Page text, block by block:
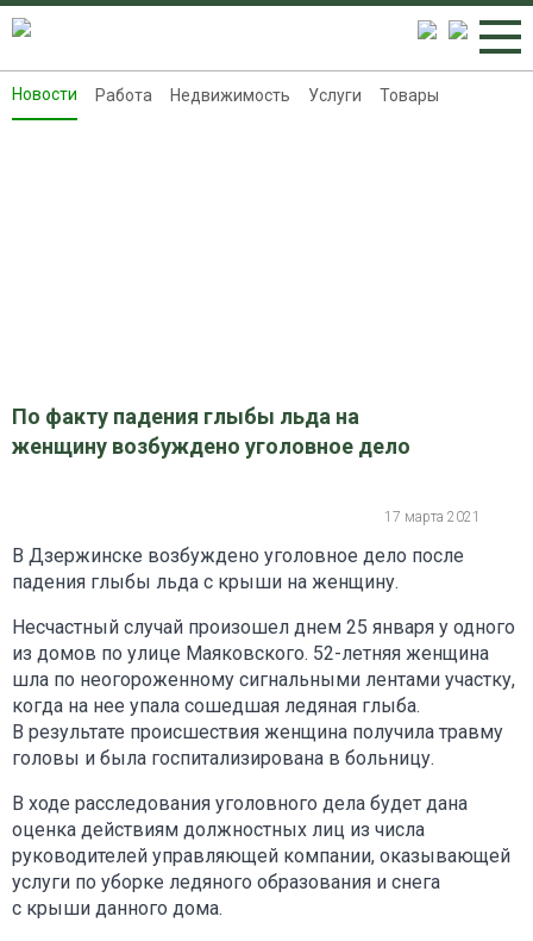
Новости
Новости Работа Недвижимость Услуги Товары
По факту падения глыбы льда на
женщину возбуждено уголовное дело
17 марта 2021
В Дзержинске возбуждено уголовное дело после
падения глыбы льда с крыши на женщину.
Несчастный случай произошел днем 25 января у одного
из домов по улице Маяковского. 52-летняя женщина
шла по неогороженному сигнальными лентами участку,
когда на нее упала сошедшая ледяная глыба.
В результате происшествия женщина получила травму
головы и была госпитализирована в больницу.
В ходе расследования уголовного дела будет дана
оценка действиям должностных лиц из числа
руководителей управляющей компании, оказывающей
услуги по уборке ледяного образования и снега
с крыши данного дома.